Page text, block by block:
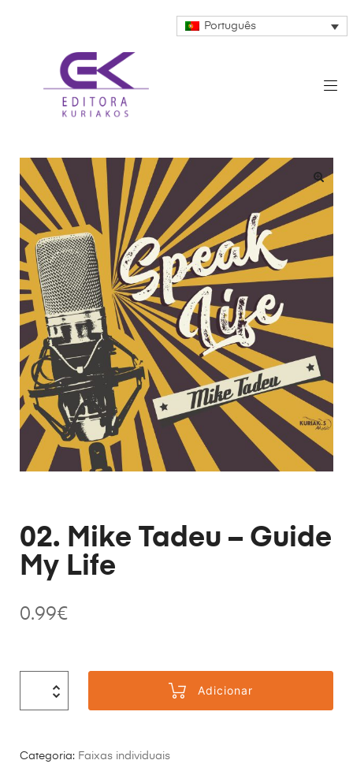
Português
02. Mike Tadeu – Guide
My Life
0.99€
Adicionar
Categoria: Faixas individuais